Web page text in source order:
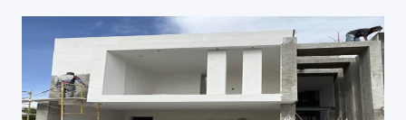
0551751695
–
تشطيب
المنازل
الرياض